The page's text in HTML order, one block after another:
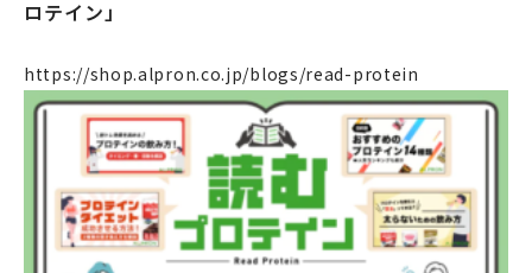
リクルート
法人のお客様
OEM
お問い合わせ
ロテイン」
https://shop.alpron.co.jp/blogs/read-protein